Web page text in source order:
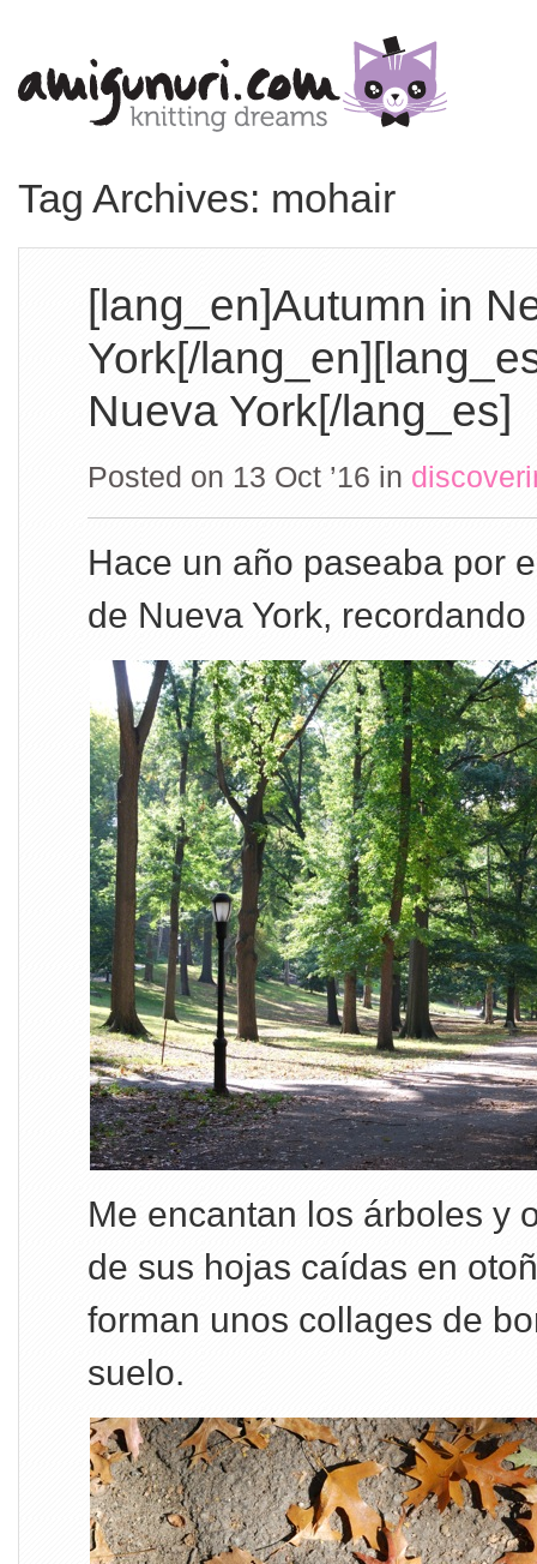
Tag Archives: mohair
[lang_en]Autumn in
York[/
Nueva York[/lang_es]
Posted on 13 Oct ’16 in
Hace un año paseaba por
de Nueva York,
Me encantan los árboles y
de sus hojas caídas en
forman unos collages de
suelo.